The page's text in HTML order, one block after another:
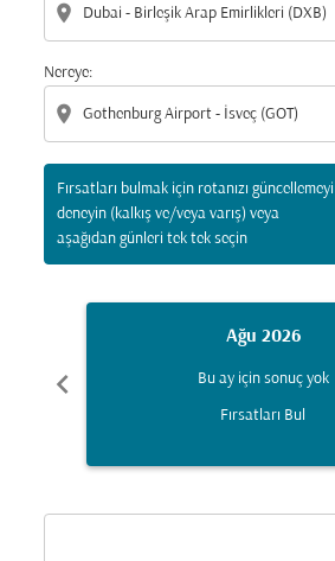
location_on
Nereye:
location_on
Fırsatları bulmak için rotanızı güncellemeyi
deneyin (kalkış ve/veya varış) veya
aşağıdan günleri tek tek seçin
chevron_left
Ağu 2026
Bu ay için sonuç yok
Fırsatları Bul